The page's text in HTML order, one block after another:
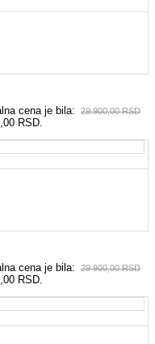
29.900,00RSD
cena je bila:
RSD.
29.900,00RSD
cena je bila:
RSD.